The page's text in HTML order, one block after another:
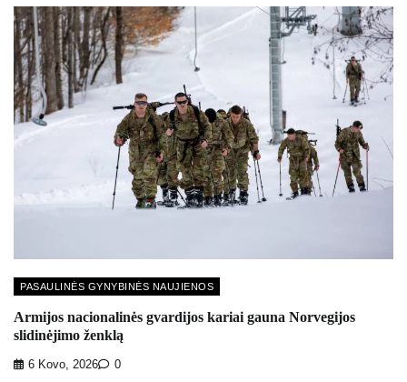
PASAULINĖS GYNYBINĖS NAUJIENOS
Armijos nacionalinės gvardijos kariai gauna Norvegijos
slidinėjimo ženklą
6 Kovo, 2026 0